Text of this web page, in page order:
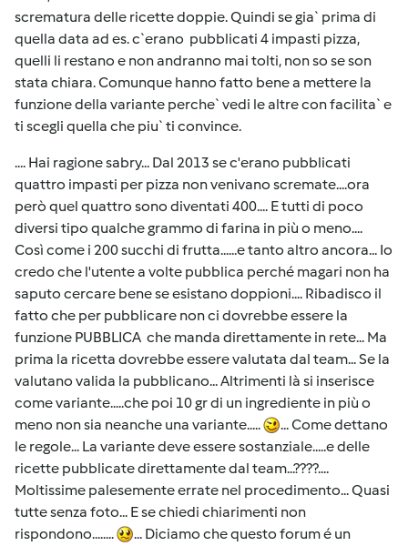
scrematura delle ricette doppie. Quindi se gia` prima di
quella data ad es. c`erano pubblicati 4 impasti pizza,
quelli li restano e non andranno mai tolti, non so se son
stata chiara. Comunque hanno fatto bene a mettere la
funzione della variante perche` vedi le altre con facilita` e
ti scegli quella che piu` ti convince.
.... Hai ragione sabry... Dal 2013 se c'erano pubblicati
quattro impasti per pizza non venivano scremate....ora
però quel quattro sono diventati 400.... E tutti di poco
diversi tipo qualche grammo di farina in più o meno....
Così come i 200 succhi di frutta......e tanto altro ancora... Io
credo che l'utente a volte pubblica perché magari non ha
saputo cercare bene se esistano doppioni.... Ribadisco il
fatto che per pubblicare non ci dovrebbe essere la
funzione PUBBLICA che manda direttamente in rete... Ma
prima la ricetta dovrebbe essere valutata dal team... Se la
valutano valida la pubblicano... Altrimenti là si inserisce
come variante.....che poi 10 gr di un ingrediente in più o
meno non sia neanche una variante.....
... Come dettano
le regole... La variante deve essere sostanziale.....e delle
ricette pubblicate direttamente dal team...????....
Moltissime palesemente errate nel procedimento... Quasi
tutte senza foto... E se chiedi chiarimenti non
rispondono........
... Diciamo che questo forum é un